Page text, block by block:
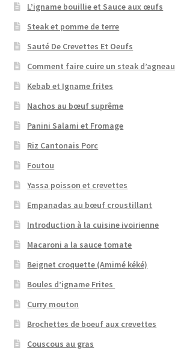
L’igname bouillie et Sauce aux œufs
Steak et pomme de terre
Sauté De Crevettes Et Oeufs
Comment faire cuire un steak d’agneau
Kebab et Igname frites
Nachos au bœuf suprême
Panini Salami et Fromage
Riz Cantonais Porc
Foutou
Yassa poisson et crevettes
Empanadas au bœuf croustillant
Introduction à la cuisine ivoirienne
Macaroni a la sauce tomate
Beignet croquette (Amimé kéké)
Boules d’igname Frites
Curry mouton
Brochettes de boeuf aux crevettes
Couscous au gras